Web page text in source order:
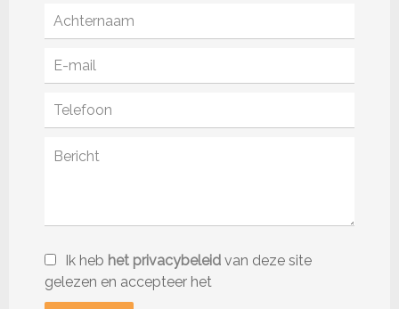
Ik heb het privacybeleid van deze site
gelezen en accepteer het